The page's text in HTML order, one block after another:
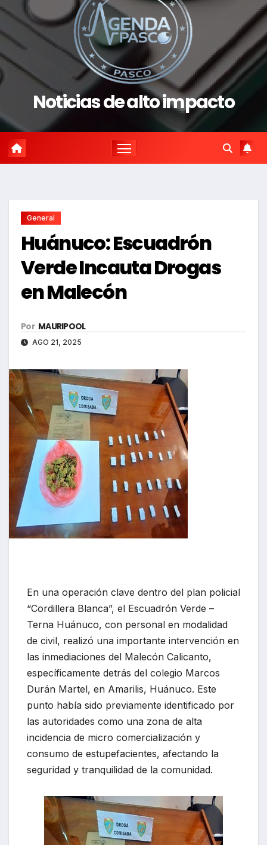
Noticias de alto impacto
General
Huánuco: Escuadrón
Verde Incauta Drogas
en Malecón
Por MAURIPOOL
AGO 21, 2025
En una operación clave dentro del plan policial
“Cordillera Blanca”, el Escuadrón Verde –
Terna Huánuco, con personal en modalidad
de civil, realizó una importante intervención en
las inmediaciones del Malecón Calicanto,
específicamente detrás del colegio Marcos
Durán Martel, en Amarilis, Huánuco. Este
punto había sido previamente identificado por
las autoridades como una zona de alta
incidencia de micro comercialización y
consumo de estupefacientes, afectando la
seguridad y tranquilidad de la comunidad.